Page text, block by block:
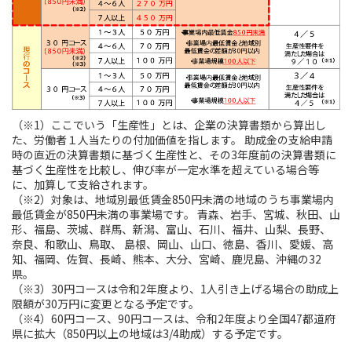
（※1）ここでいう「生産性」とは、企業の決算書類から算出し
た、労働者１人当たりの付加価値を指します。 助成金の支給申請
時の直近の決算書類に基づく生産性と、その3年度前の決算書類に
基づく生産性を比較し、伸び率が一定水準を超えている場合等
に、加算して支給されます。
（※2）対象は、地域別最低賃金850円未満の地域のうち事業場内
最低賃金が850円未満の事業場です。 青森、岩手、宮城、秋田、山
形、福島、茨城、群馬、新潟、富山、石川、福井、山梨、長野、
奈良、和歌山、鳥取、 島根、岡山、山口、徳島、香川、愛媛、高
知、福岡、佐賀、長崎、熊本、大分、宮崎、鹿児島、沖縄の32
県。
（※3）30円コースは令和2年度より、1人引き上げる場合の助成上
限額が30万円に変更となる予定です。
（※4）60円コース、90円コースは、令和2年度より全国47都道府
県に拡大（850円以上の地域は3/4助成）する予定です。